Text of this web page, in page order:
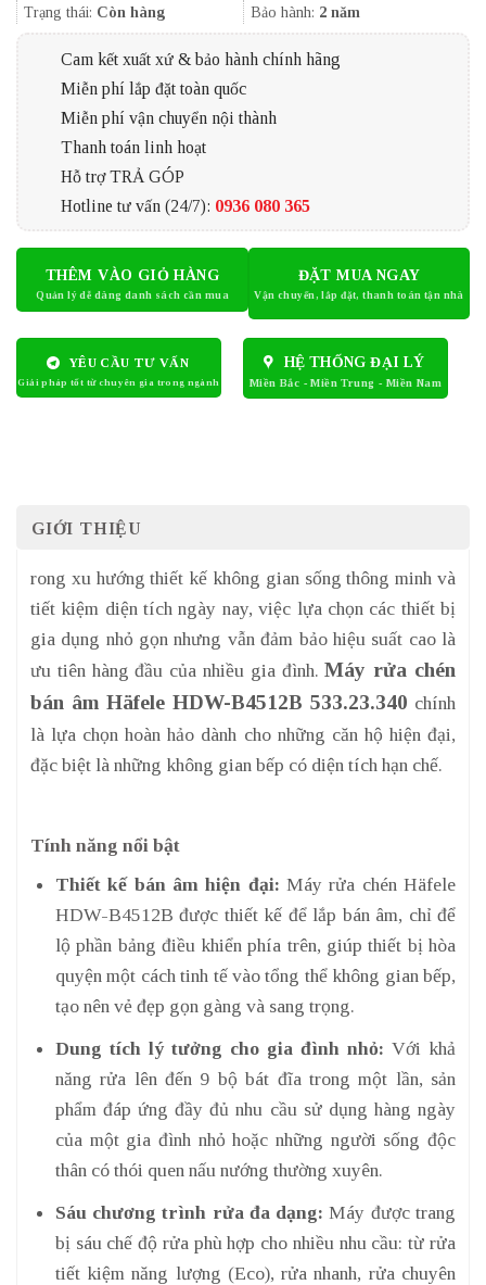
Trạng thái: Còn hàng Bảo hành: 2 năm
Cam kết xuất xứ & bảo hành chính hãng
Miễn phí lắp đặt toàn quốc
Miễn phí vận chuyển nội thành
Thanh toán linh hoạt
Hỗ trợ TRẢ GÓP
Hotline tư vấn (24/7): 0936 080 365
THÊM VÀO GIỎ HÀNG ĐẶT MUA NGAY
YÊU CẦU TƯ VẤN HỆ THỐNG ĐẠI LÝ
GIỚI THIỆU
rong xu hướng thiết kế không gian sống thông minh và
tiết kiệm diện tích ngày nay, việc lựa chọn các thiết bị
gia dụng nhỏ gọn nhưng vẫn đảm bảo hiệu suất cao là
ưu tiên hàng đầu của nhiều gia đình.Máy rửa chén
bán âm Häfele HDW-B4512B 533.23.340 chính
là lựa chọn hoàn hảo dành cho những căn hộ hiện đại,
đặc biệt là những không gian bếp có diện tích hạn chế.
Tính năng nổi bật
Thiết kế bán âm hiện đại: Máy rửa chén Häfele
HDW-B4512B được thiết kế để lắp bán âm, chỉ để
lộ phần bảng điều khiển phía trên, giúp thiết bị hòa
quyện một cách tinh tế vào tổng thể không gian bếp,
tạo nên vẻ đẹp gọn gàng và sang trọng.
Dung tích lý tưởng cho gia đình nhỏ: Với khả
năng rửa lên đến 9 bộ bát đĩa trong một lần, sản
phẩm đáp ứng đầy đủ nhu cầu sử dụng hàng ngày
của một gia đình nhỏ hoặc những người sống độc
thân có thói quen nấu nướng thường xuyên.
Sáu chương trình rửa đa dạng:Máy được trang
bị sáu chế độ rửa phù hợp cho nhiều nhu cầu: từ rửa
tiết kiệm năng lượng (Eco), rửa nhanh, rửa chuyên